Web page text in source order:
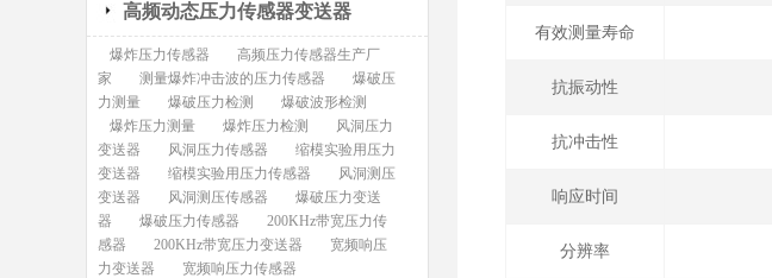
有效测量寿命
抗振动性
抗冲击性
响应时间
分辨率
高频动态压力传感器变送器
爆炸压力传感器
高频压力传感器生产厂
家
测量爆炸冲击波的压力传感器
爆破压
力测量
爆破压力检测
爆破波形检测
爆炸压力测量
爆炸压力检测
风洞压力
变送器
风洞压力传感器
缩模实验用压力
变送器
缩模实验用压力传感器
风洞测压
变送器
风洞测压传感器
爆破压力变送
器
爆破压力传感器
200KHz带宽压力传
感器
200KHz带宽压力变送器
宽频响压
力变送器
宽频响压力传感器